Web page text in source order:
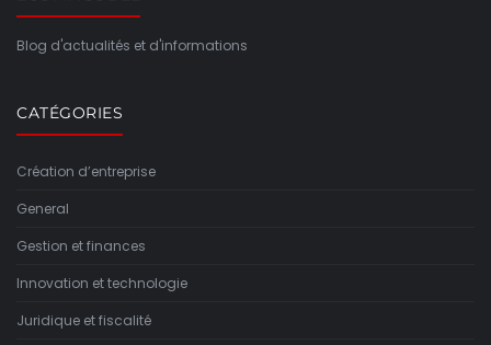
Blog d'actualités et d'informations
CATÉGORIES
Création d’entreprise
General
Gestion et finances
Innovation et technologie
Juridique et fiscalité